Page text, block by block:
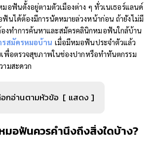
อฟันตั้งอยู่ตามตัวเมืองต่าง ๆ ทั่วเนเธอร์แลนด์
นได้ต้องมีการนัดหมายล่วงหน้าก่อน ถ้ายังไม่มี
งทำการค้นหาและสมัครคลินิกหมอฟันใกล้บ้าน
รสมัครหมอบ้าน เมื่อมีหมอฟันประจำตัวแล้ว
เพื่อตรวจสุขภาพในช่องปากหรือทำทันตกรรม
มสะดวก
อกอ่านตามหัวข้อ แสดง
มอฟันควรคำนึงถึงสิ่งใดบ้าง?